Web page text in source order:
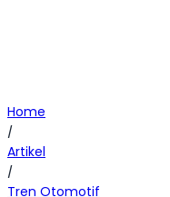
Home
/
Artikel
/
Tren Otomotif